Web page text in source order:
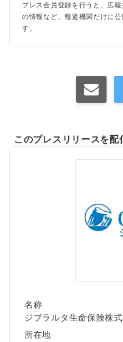
プレス会員登録を行うと、広
の情報など、報道機関だけに
す。
このプレスリリースを配
名称
ジブラルタ生命保険株
所在地